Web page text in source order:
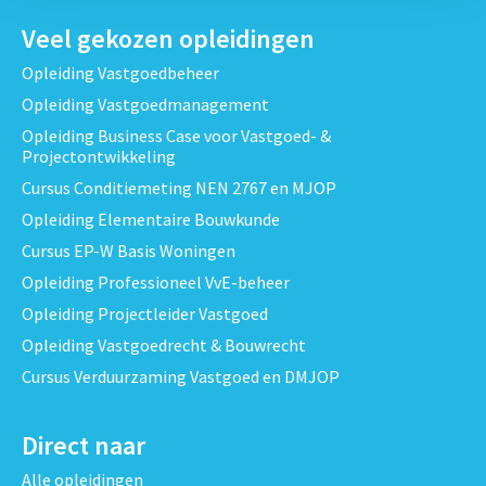
Veel gekozen opleidingen
Opleiding Vastgoedbeheer
Opleiding Vastgoedmanagement
Opleiding Business Case voor Vastgoed- &
Projectontwikkeling
Cursus Conditiemeting NEN 2767 en MJOP
Opleiding Elementaire Bouwkunde
Cursus EP-W Basis Woningen
Opleiding Professioneel VvE-beheer
Opleiding Projectleider Vastgoed
Opleiding Vastgoedrecht & Bouwrecht
Cursus Verduurzaming Vastgoed en DMJOP
Direct naar
Alle opleidingen